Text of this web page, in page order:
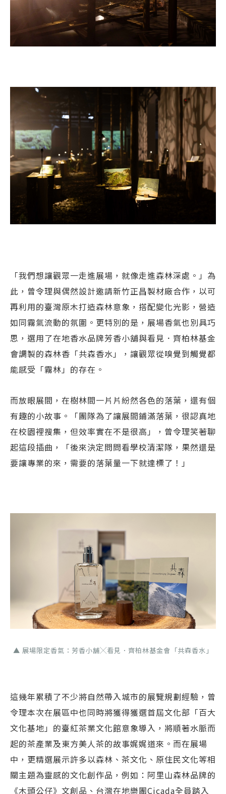
「我們想讓觀眾一走進展場，就像走進森林深處。」為
此，曾令理與偶然設計邀請新竹正昌製材廠合作，以可
再利用的臺灣原木打造森林意象，搭配變化光影，營造
如同霧氣流動的氛圍。更特別的是，展場香氣也別具巧
思，選用了在地香水品牌芳香小舖與看見．齊柏林基金
會調製的森林香「共森香水」，讓觀眾從嗅覺到觸覺都
能感受「霧林」的存在。
而放眼展間，在樹林間一片片紛然各色的落葉，還有個
有趣的小故事。「團隊為了讓展間鋪滿落葉，很認真地
在校園裡搜集，但效率實在不是很高」，曾令理笑著聊
起這段插曲，「後來決定問問看學校清潔隊，果然還是
要讓專業的來，需要的落葉量一下就達標了！」
▲ 展場限定香氣：芳香小舖╳看見．齊柏林基金會「共森香水」
這幾年累積了不少將自然帶入城市的展覽規劃經驗，曾
令理本次在展區中也同時將獲得獲選首屆文化部「百大
文化基地」的臺紅茶業文化館意象導入，將順著水脈而
起的茶產業及東方美人茶的故事娓娓道來。而在展場
中，更精選展示許多以森林、茶文化、原住民文化等相
關主題為靈感的文化創作品，例如：阿里山森林品牌的
《木頭公仔》文創品、台灣在地樂團Cicada全員踏入